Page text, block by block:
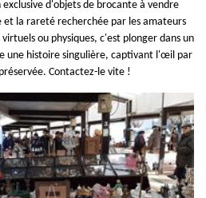
d'objets de brocante à vendre
la rareté recherchée par les amateurs
ou physiques, c'est plonger dans un
une histoire singulière, captivant l'œil par
Contactez-le vite !